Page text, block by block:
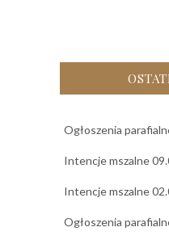
Ogłoszenia
Intencje mszalne
Intencje mszalne
Ogłoszenia